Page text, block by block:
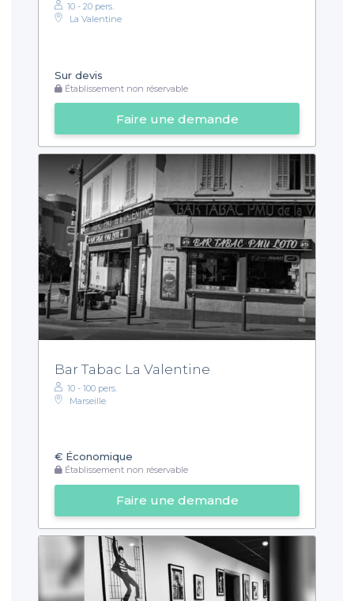
10 - 20 pers.
La Valentine
Sur devis
Établissement non réservable
Faire une demande
Bar Tabac La Valentine
10 - 100 pers.
Marseille
€ Économique
Établissement non réservable
Faire une demande